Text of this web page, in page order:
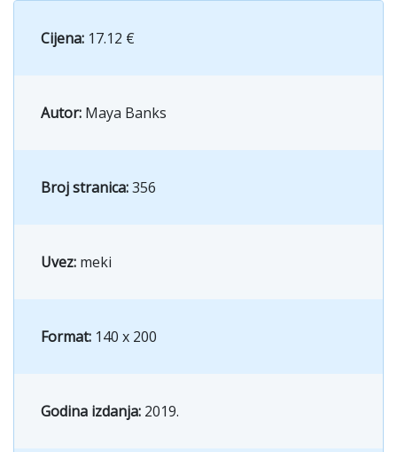
Cijena: 17.12 €
Autor: Maya Banks
Broj stranica:356
Uvez: meki
Format: 140 x 200
Godina izdanja: 2019.